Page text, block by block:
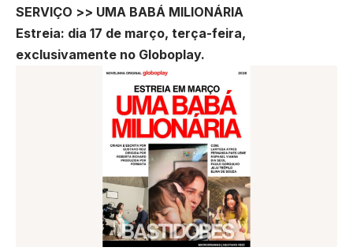
SERVIÇO >> UMA BABÁ MILIONÁRIA
Estreia: dia 17 de março, terça-feira,
exclusivamente no Globoplay.